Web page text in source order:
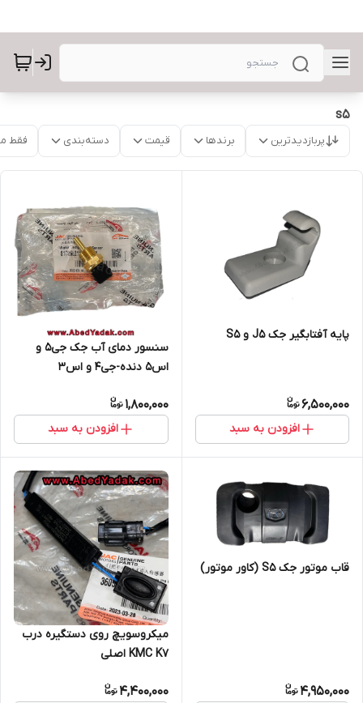
s5
پربازدیدترین برندها قیمت دسته‌بندی فقط
پایه آفتابگیر جک J5 و S5
6,500,000
افزودن به سبد
سنسور دمای آب جک جی۵ و
اس۵ دنده-جی۴ و اس۳
1,800,000
افزودن به سبد
قاب موتور جک S5 (کاور موتور)
4,950,000
میکروسویچ روی دستگیره درب
KMC K7 اصلی
4,400,000